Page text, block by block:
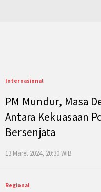
Internasional
PM Mundur, Masa
Antara Kekuasaan
Bersenjata
13 Maret 2024, 20:30 WIB
Regional